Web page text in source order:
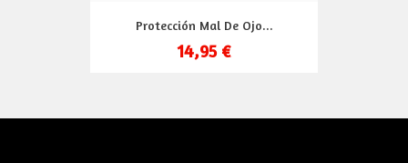
Protección Mal De Ojo...
14,95 €